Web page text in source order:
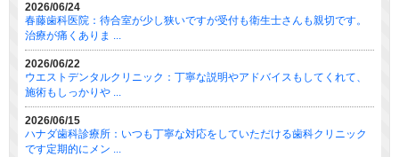
2026/06/24
春藤歯科医院：待合室が少し狭いですが受付も衛生士さんも親切です。
治療が痛くありま ...
2026/06/22
ウエストデンタルクリニック：丁寧な説明やアドバイスもしてくれて、
施術もしっかりや ...
2026/06/15
ハナダ歯科診療所：いつも丁寧な対応をしていただける歯科クリニック
です定期的にメン ...